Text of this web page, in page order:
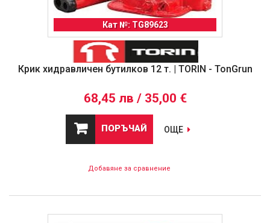
Кат №: TG89623
Крик хидравличен бутилков 12 т. | TORIN - TonGrun
68,45 лв / 35,00 €
ПОРЪЧАЙ ОЩЕ
Добавяне за сравнение